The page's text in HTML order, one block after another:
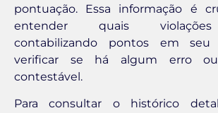
pontuação. Essa informação é
entender quais
contabilizando pontos em
verificar se há algum erro ou
contestável.
Para consultar o histórico